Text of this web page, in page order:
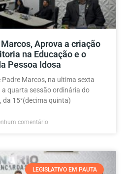
Aprova a criação
na Educação e o
Pessoa Idosa
Marcos, na ultima sexta
quarta sessão ordinária do
da 15°(decima quinta)
comentário
LEGISLATIVO EM PAUTA